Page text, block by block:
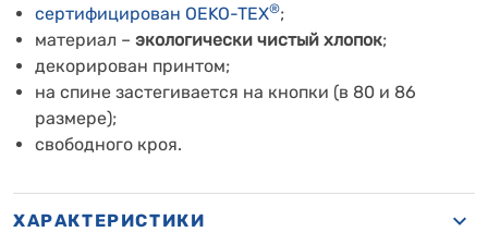
сертифицирован OEKO-TEX®;
материал – экологически чистый хлопок;
декорирован принтом;
на спине застегивается на кнопки (в 80 и 86
размере);
свободного кроя.
ХАРАКТЕРИСТИКИ